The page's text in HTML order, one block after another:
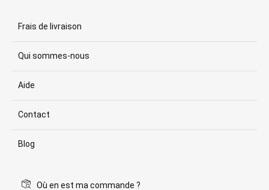
Frais de livraison
Qui sommes-nous
Aide
Contact
Blog
Où en est ma commande ?